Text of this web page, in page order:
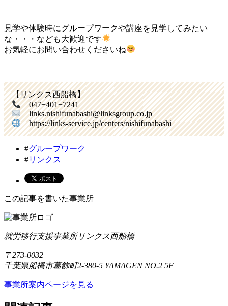
見学や体験時にグループワークや講座を見学してみたい
な・・・なども大歓迎です
お気軽にお問い合わせくださいね
【リンクス西船橋】
047−401−7241
links.nishifunabashi@linksgroup.co.jp
https://links-service.jp/centers/nishifunabashi
#グループワーク
#リンクス
この記事を書いた事業所
就労移行支援事業所リンクス西船橋
〒273-0032
千葉県船橋市葛飾町2-380-5 YAMAGEN NO.2 5F
事業所案内ページを見る